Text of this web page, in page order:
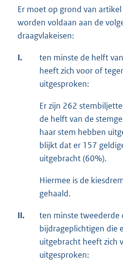
Er moet op grond van
worden voldaan aan de
draagvlakeisen:
I.
ten minste de helft
heeft zich voor of
uitgesproken:
Er zijn 262
de helft van de
haar stem hebben
blijkt dat er 157
uitgebracht (60%).
Hiermee is de
gehaald.
II.
ten minste tweederde
bijdrageplichtigen die
uitgebracht heeft zich
uitgesproken: